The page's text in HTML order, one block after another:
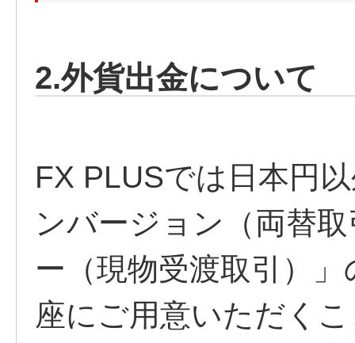
2.外貨出金について
FX PLUSでは日本円
ンバージョン（両替
ー（現物受渡取引）
座にご用意いただく